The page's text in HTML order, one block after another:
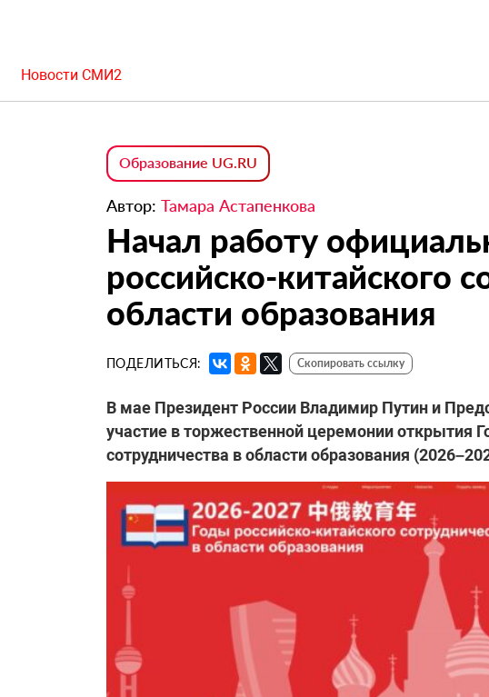
Новости СМИ2
Образование UG.RU
Автор: Тамара Астапенкова
Начал работу
российско-китайского
области образования
ПОДЕЛИТЬСЯ: Скопировать ссылку
В мае Президент России Владимир Путин и
участие в торжественной церемонии открытия
сотрудничества в области образования